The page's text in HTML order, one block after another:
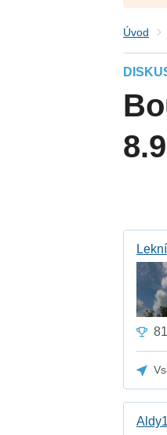
Úvod
81